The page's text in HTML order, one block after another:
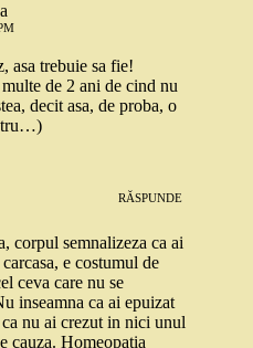
asa trebuie sa fie!
de 2 ani de cind nu
decit asa, de proba, o
RĂSPUNDE
corpul semnalizeza ca ai
e costumul de
ceva care nu se
inseamna ca ai epuizat
nu ai crezut in nici unul
cauza. Homeopatia